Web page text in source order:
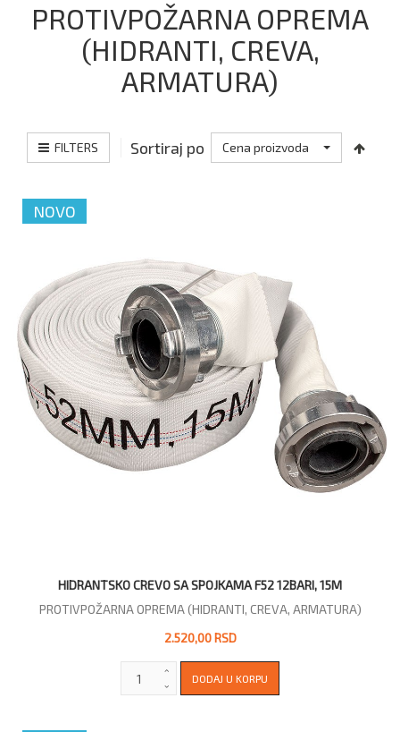
PROTIVPOŽARNA OPREMA
(HIDRANTI, CREVA,
ARMATURA)
FILTERS Sortiraj po Cena proizvoda
NOVO
HIDRANTSKO CREVO SA SPOJKAMA F52 12BARI, 15M
PROTIVPOŽARNA OPREMA (HIDRANTI, CREVA, ARMATURA)
2.520,00 RSD